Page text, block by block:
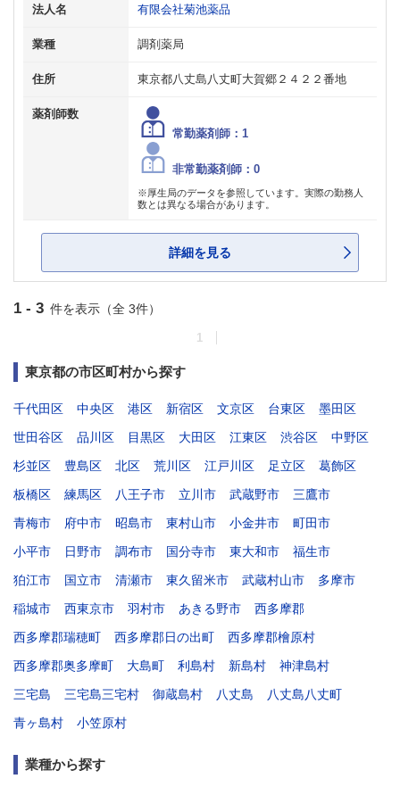
法人名 有限会社菊池薬品
業種 調剤薬局
住所 東京都八丈島八丈町大賀郷２４２２番地
薬剤師数
常勤薬剤師：1
非常勤薬剤師：0
※厚生局のデータを参照しています。実際の勤務人
数とは異なる場合があります。
詳細を見る
1 - 3 件を表示（全 3件）
1
東京都の市区町村から探す
千代田区 中央区 港区 新宿区 文京区 台東区
墨田区
世田谷区
品川区 目黒区 大田区 江東区 渋谷区
中野区
杉並区
豊島区 北区 荒川区 江戸川区 足立区
葛飾区
板橋区
練馬区 八王子市 立川市 武蔵野市
三鷹市
青梅市
府中市 昭島市 東村山市 小金井市
町田市
小平市
日野市 調布市 国分寺市 東大和市
福生市
狛江市
国立市 清瀬市 東久留米市 武蔵村山市
多摩市
稲城市
西東京市 羽村市 あきる野市
西多摩郡
西多摩郡瑞穂町
西多摩郡日の出町
西多摩郡檜原村
西多摩郡奥多摩町
大島町 利島村 新島村
神津島村
三宅島
三宅島三宅村 御蔵島村 八丈島
八丈島八丈町
青ヶ島村
小笠原村
業種から探す